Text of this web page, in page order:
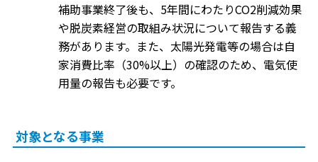
補助事業終了後も、5年間にわたりCO2削減効果
や脱炭素経営の取組み状況について報告する義
務があります。また、太陽光発電等の場合は自
家消費比率（30%以上）の確認のため、電気使
用量の報告も必要です。
対象となる事業